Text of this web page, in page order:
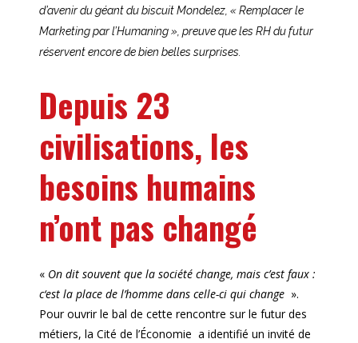
d’avenir du géant du biscuit Mondelez, « Remplacer le
Marketing par l’Humaning », preuve que les RH du futur
réservent encore de bien belles surprises.
Depuis 23
civilisations, les
besoins humains
n’ont pas changé
« On dit souvent que la société change, mais c’est faux :
c‘est la place de l’homme dans celle-ci qui change ».
Pour ouvrir le bal de cette rencontre sur le futur des
métiers, la Cité de l’Économie a identifié un invité de